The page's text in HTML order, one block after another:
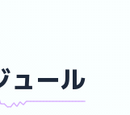
ュール